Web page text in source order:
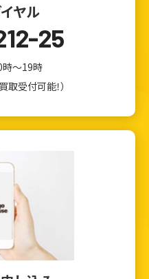
0120-1212-25
ヤル
25
時～19時
取受付可能！）